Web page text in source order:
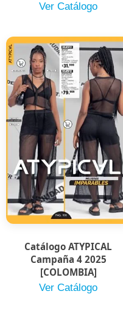
Ver Catálogo
Catálogo ATYPICAL
Campaña 4 2025
[COLOMBIA]
Ver Catálogo